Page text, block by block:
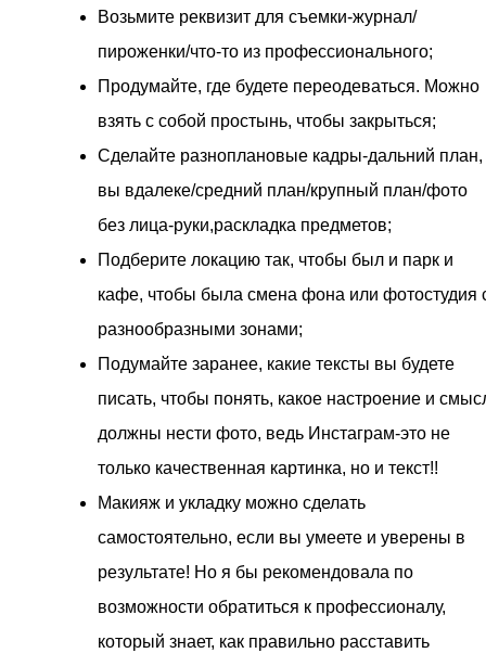
Возьмите реквизит для съемки-журнал/
пироженки/что-то из профессионального;
Продумайте, где будете переодеваться. Можно
взять с собой простынь, чтобы закрыться;
Сделайте разноплановые кадры-дальний план,
вы вдалеке/средний план/крупный план/фото
без лица-руки,раскладка предметов;
Подберите локацию так, чтобы был и парк и
кафе, чтобы была смена фона или фотостудия
разнообразными зонами;
Подумайте заранее, какие тексты вы будете
писать, чтобы понять, какое настроение и
должны нести фото, ведь Инстаграм-это не
только качественная картинка, но и текст!!
Макияж и укладку можно сделать
самостоятельно, если вы умеете и уверены в
результате! Но я бы рекомендовала по
возможности обратиться к профессионалу,
который знает, как правильно расставить